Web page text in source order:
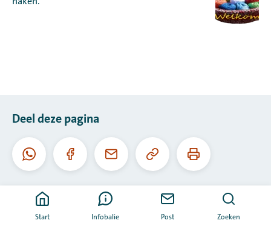
Start Infobalie Post Zoeken
Deel deze pagina
WhatsappFacebookE-
Kopieer
deze
Print
deze